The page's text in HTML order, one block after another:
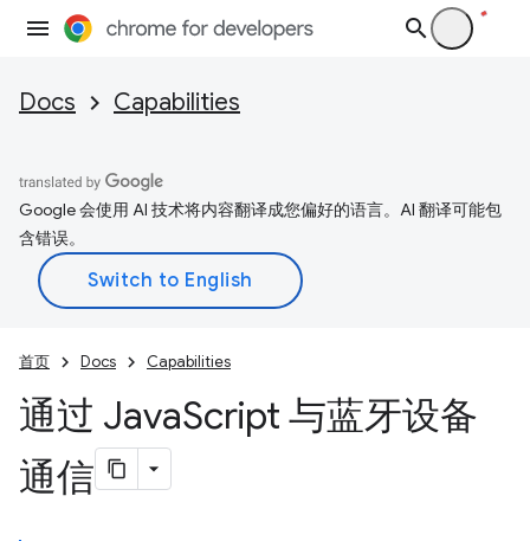
Docs Capabilities
Google 会使用 AI 技术将内容翻译成您偏好的语言。AI 翻译可能包
含错误。
首页 Docs Capabilities
通过 JavaScript 与蓝牙设备
通信